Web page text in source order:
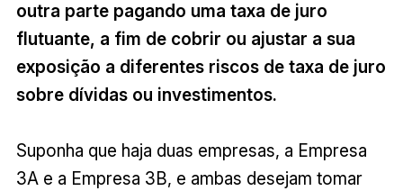
outra parte pagando uma taxa de juro
flutuante, a fim de cobrir ou ajustar a sua
exposição a diferentes riscos de taxa de juro
sobre dívidas ou investimentos.
Suponha que haja duas empresas, a Empresa
3A e a Empresa 3B, e ambas desejam tomar